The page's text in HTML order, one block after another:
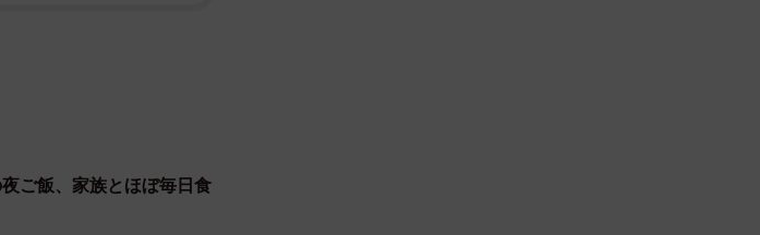
ように考えられているか
いる。
A&M」
ご飯、家族とほぼ毎日食